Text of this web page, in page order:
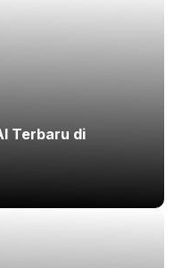
Terbaru di